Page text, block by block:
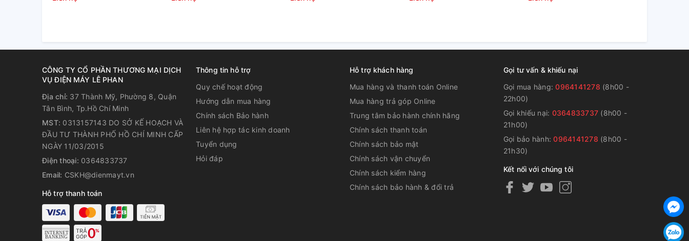
CÔNG TY CỔ PHẦN THƯƠNG MẠI DỊCH
VỤ ĐIỆN MÁY LÊ PHAN
Địa chỉ: 37 Thành Mỹ, Phường 8, Quận
Tân Bình, Tp.Hồ Chí Minh
MST: 0313157143 DO SỞ KẾ HOẠCH VÀ
ĐẦU TƯ THÀNH PHỐ HỒ CHÍ MINH CẤP
NGÀY 11/03/2015
Điện thoại: 0364833737
Email: CSKH@dienmayt.vn
Hỗ trợ thanh toán
Thông tin hỗ trợ
Quy chế hoạt động
Hướng dẫn mua hàng
Chính sách Bảo hành
Liên hệ hợp tác kinh doanh
Tuyển dụng
Hỏi đáp
Hỗ trợ khách hàng
Mua hàng và thanh toán Online
Mua hàng trả góp Online
Trung tâm bảo hành chính hãng
Chính sách thanh toán
Chính sách bảo mật
Chính sách vận chuyển
Chính sách kiểm hàng
Chính sách bảo hành & đổi trả
Gọi tư vấn & khiếu nại
Gọi mua hàng:0964141278 (8h00 -
22h00)
Gọi khiếu nại: 0364833737 (8h00 -
21h00)
Gọi bảo hành:0964141278 (8h00 -
21h30)
Kết nối với chúng tôi